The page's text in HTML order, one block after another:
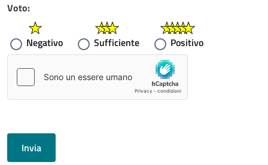
Voto:
Negativo Sufficiente Positivo
Invia